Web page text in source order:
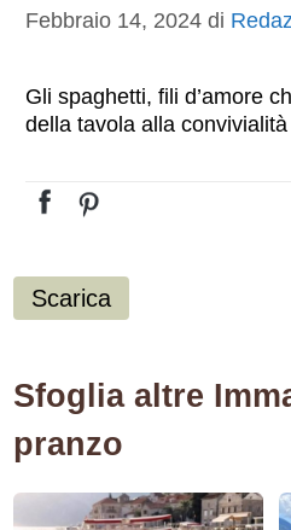
Febbraio 14, 2024 di
Gli spaghetti, fili d’amore
della tavola alla
Scarica
Sfoglia altre
pranzo